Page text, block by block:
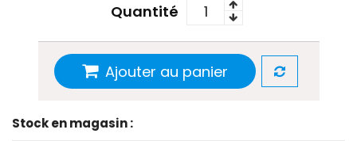
Quantité
Ajouter au panier
Stock en magasin :